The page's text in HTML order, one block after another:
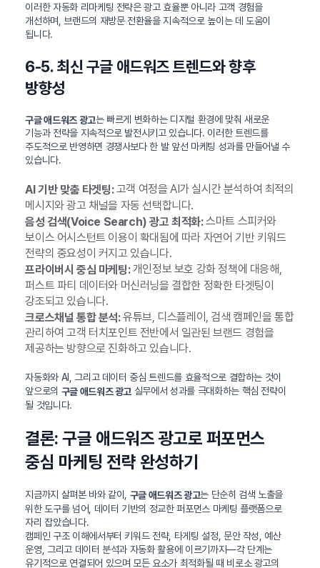
이러한 자동화 리마케팅 전략은 광고 효율뿐 아니라 고객 경험을
개선하며, 브랜드의 재방문 전환율을 지속적으로 높이는 데 도움이
됩니다.
6-5. 최신 구글 애드워즈 트렌드와 향후
방향성
구글 애드워즈 광고는 빠르게 변화하는 디지털 환경에 맞춰 새로운
기능과 전략을 지속적으로 발전시키고 있습니다. 이러한 트렌드를
주도적으로 반영하면 경쟁사보다 한 발 앞선 마케팅 성과를 만들어낼 수
있습니다.
AI 기반 맞춤 타겟팅:고객 여정을 AI가 실시간 분석하여 최적의
메시지와 광고 채널을 자동 선택합니다.
음성 검색(Voice Search) 광고 최적화:스마트 스피커와
보이스 어시스턴트 이용이 확대됨에 따라 자연어 기반 키워드
전략의 중요성이 커지고 있습니다.
프라이버시 중심 마케팅:개인정보 보호 강화 정책에 대응해,
퍼스트 파티 데이터와 머신러닝을 결합한 정확한 타겟팅이
강조되고 있습니다.
크로스채널 통합 분석:유튜브, 디스플레이, 검색 캠페인을 통합
관리하여 고객 터치포인트 전반에서 일관된 브랜드 경험을
제공하는 방향으로 진화하고 있습니다.
자동화와 AI, 그리고 데이터 중심 트렌드를 효율적으로 결합하는 것이
앞으로의 구글 애드워즈 광고 실무에서 성과를 극대화하는 핵심 전략이
될 것입니다.
결론: 구글 애드워즈 광고로 퍼포먼스
중심 마케팅 전략 완성하기
지금까지 살펴본 바와 같이, 구글 애드워즈 광고는 단순히 검색 노출을
위한 도구를 넘어, 데이터 기반의 정교한 퍼포먼스 마케팅 플랫폼으로
자리 잡았습니다.
캠페인 구조 이해에서부터 키워드 전략, 타게팅 설정, 문안 작성, 예산
운영, 그리고 데이터 분석과 자동화 활용에 이르기까지—각 단계는
유기적으로 연결되어 있으며 모든 요소가 최적화될 때 비로소 광고의